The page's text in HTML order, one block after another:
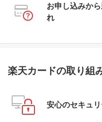
お申し込みか
れ
楽天カードの取り組
安心のセキュリ